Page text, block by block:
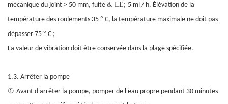
mécanique du joint > 50 mm, fuite & LE; 5 ml / h. Élévation de la
température des roulements 35 ° C, la température maximale ne doit pas
dépasser 75 ° C ;
La valeur de vibration doit être conservée dans la plage spécifiée.
1.3. Arrêter la pompe
① Avant d'arrêter la pompe, pomper de l'eau propre pendant 30 minutes